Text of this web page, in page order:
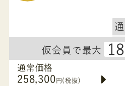
仮会員で最大
通常価格
258,300 円(税抜)